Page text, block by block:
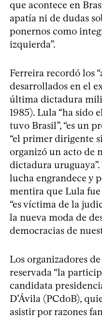
que acontece en
apatía ni de dudas
ponernos como
izquierda”.
Ferreira recordó los
desarrollados en el
última dictadura
1985). Lula “ha sido
tuvo Brasil”, “es un
“el primer dirigente
organizó un acto de
dictadura
lucha engrandece y
mentira que Lula fue
“es víctima de la
la nueva moda de
democracias de
Los organizadores
reservada “la
candidata
D’Ávila (PCdoB),
asistir por razones